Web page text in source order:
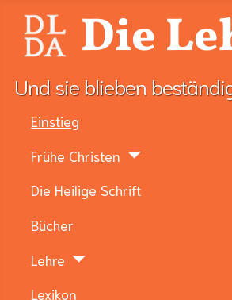
Die
Und sie blieben
Einstieg
Frühe Christen
Die Heilige Schrift
Bücher
Lehre
Lexikon